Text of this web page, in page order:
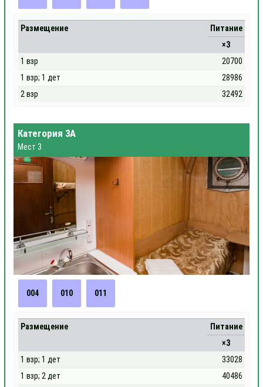
Размещение
Питание
×3
1 взр
20700
1 взр; 1 дет
28986
2 взр
32492
Категория 3А
Мест 3
004 010 011
Размещение
Питание
×3
1 взр; 1 дет
33028
1 взр; 2 дет
40486